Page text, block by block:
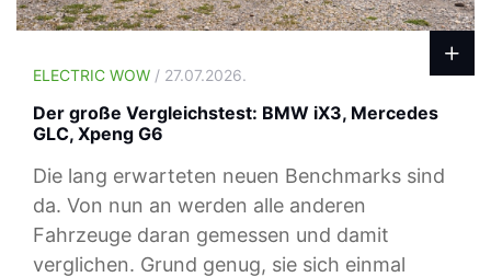
ELECTRIC WOW / 27.07.2026.
Der große Vergleichstest: BMW iX3, Mercedes
GLC, Xpeng G6
Die lang erwarteten neuen Benchmarks sind
da. Von nun an werden alle anderen
Fahrzeuge daran gemessen und damit
verglichen. Grund genug, sie sich einmal